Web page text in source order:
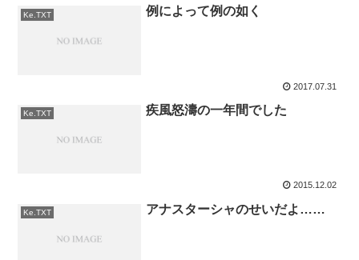
Ke.TXT 例によって例の如く
2017.07.31
Ke.TXT 疾風怒濤の一年間でした
2015.12.02
Ke.TXT アナスターシャのせいだよ……